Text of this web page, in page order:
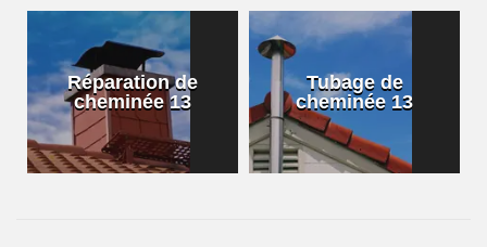
Réparation de
cheminée 13
Tubage de
cheminée 13